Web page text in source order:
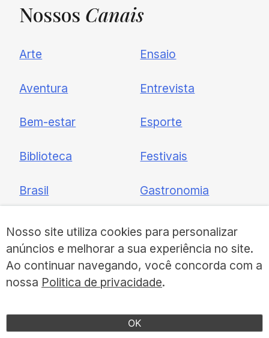
UNQUIET
Newsletter
nossas novidades.
Nossos Canais
Arte
Aventura
Bem-estar
Biblioteca
Brasil
Check-in
Crônica
Cultura
Ensaio
Entrevista
Esporte
Festivais
Gastronomia
Proudly UNQUIET
Sustentabilidade
Viagens 4×4
Nosso site utiliza cookies para personalizar
anúncios e melhorar a sua experiência no site.
Ao continuar navegando, você concorda com a
nossa Politica de privacidade.
OK